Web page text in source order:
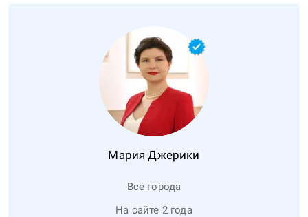
Мария Джерики
Все города
На сайте 2 года